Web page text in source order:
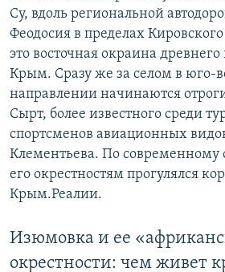
Су, вдоль региональной
Феодосия в пределах
это восточная окраина
Крым. Сразу же за селом в юго-
направлении начинаются
Сырт, более известного среди
спортсменов авиационных
Клементьева. По современному
его окрестностям прогулялся
Крым.Реалии.
Изюмовка и ее
окрестности: чем живет